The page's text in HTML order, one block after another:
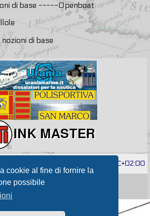
cookie al fine di fornire la
possibile
di base -----Openboat
di base
UTC+02:00
® Forum Software © phpBB Limited
Nutica 2017 style created by
Italiana